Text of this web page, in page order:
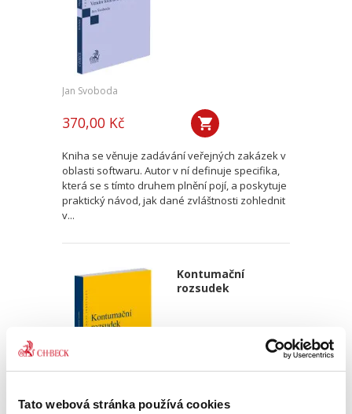
Tato webová stránka používá cookies
Jan Svoboda
370,00 Kč
Kniha se věnuje zadávání veřejných zakázek v
oblasti softwaru. Autor v ní definuje specifika,
která se s tímto druhem plnění pojí, a poskytuje
praktický návod, jak dané zvláštnosti zohlednit
v...
Kontumační
rozsudek